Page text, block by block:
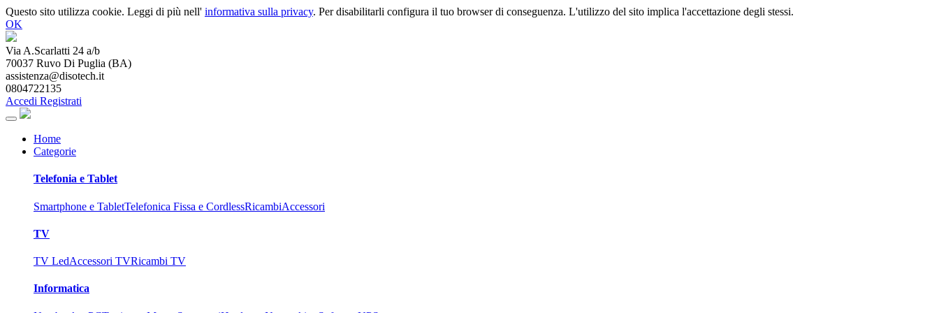
Questo sito utilizza cookie. Leggi di più nell' informativa sulla privacy. Per disabilitarli configura il tuo browser di conseguenza. L'utilizzo del sito implica l'accettazione degli stessi.
OK
Via A.Scarlatti 24 a/b
70037 Ruvo Di Puglia (BA)
assistenza@disotech.it
0804722135
Accedi Registrati
Home
Categorie
Telefonia e Tablet
Smartphone e TabletTelefonica Fissa e CordlessRicambiAccessori
TV
TV LedAccessori TVRicambi TV
Informatica